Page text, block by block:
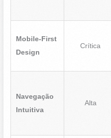
Mobile-First
Design
Crítica
Navegação
Intuitiva
Alta